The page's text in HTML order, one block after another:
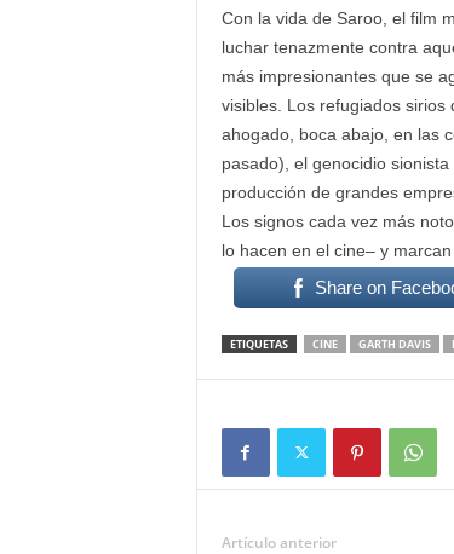
Con la vida de Saroo, el film
luchar tenazmente contra
más impresionantes que se
visibles. Los refugiados
ahogado, boca abajo, en las
pasado), el genocidio
producción de grandes
Los signos cada vez más
lo hacen en el cine– y
Share on
ETIQUETAS CINE GARTH DAVIS
Artículo anterior